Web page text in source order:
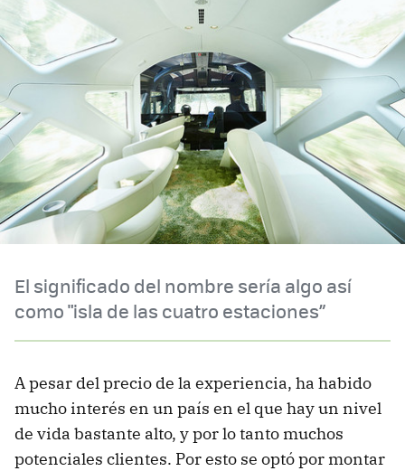
El significado del nombre sería algo así
como "isla de las cuatro estaciones”
A pesar del precio de la experiencia, ha habido
mucho interés en un país en el que hay un nivel
de vida bastante alto, y por lo tanto muchos
potenciales clientes. Por esto se optó por montar